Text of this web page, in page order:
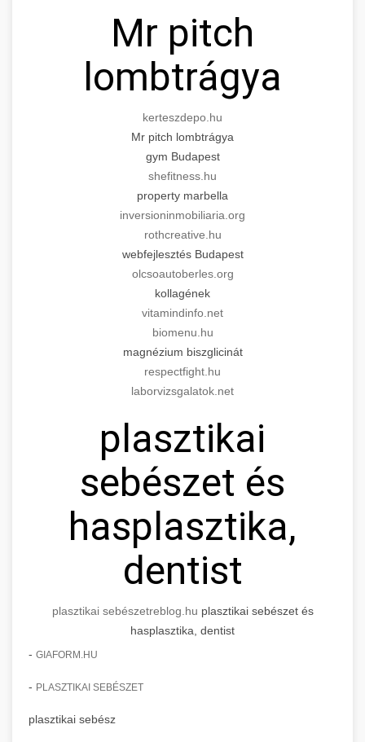
Mr pitch
lombtrágya
kerteszdepo.hu
Mr pitch lombtrágya
gym Budapest
shefitness.hu
property marbella
inversioninmobiliaria.org
rothcreative.hu
webfejlesztés Budapest
olcsoautoberles.org
kollagének
vitamindinfo.net
biomenu.hu
magnézium biszglicinát
respectfight.hu
laborvizsgalatok.net
plasztikai
sebészet és
hasplasztika,
dentist
plasztikai sebészetreblog.hu plasztikai sebészet és
hasplasztika, dentist
- GIAFORM.HU
- PLASZTIKAI SEBÉSZET
plasztikai sebész